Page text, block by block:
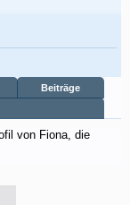
Beiträge
von Fiona, die